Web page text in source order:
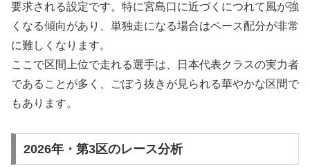
要求される設定です。特に宮島口に近づくにつれて風が強
くなる傾向があり、単独走になる場合はペース配分が非常
に難しくなります。
ここで区間上位で走れる選手は、日本代表クラスの実力者
であることが多く、ごぼう抜きが見られる華やかな区間で
もあります。
2026年・第3区のレース分析